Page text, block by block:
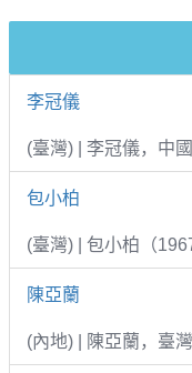
李冠儀
(臺灣) | 李冠儀，中
包小柏
(臺灣) | 包小柏（
陳亞蘭
(內地) | 陳亞蘭，臺